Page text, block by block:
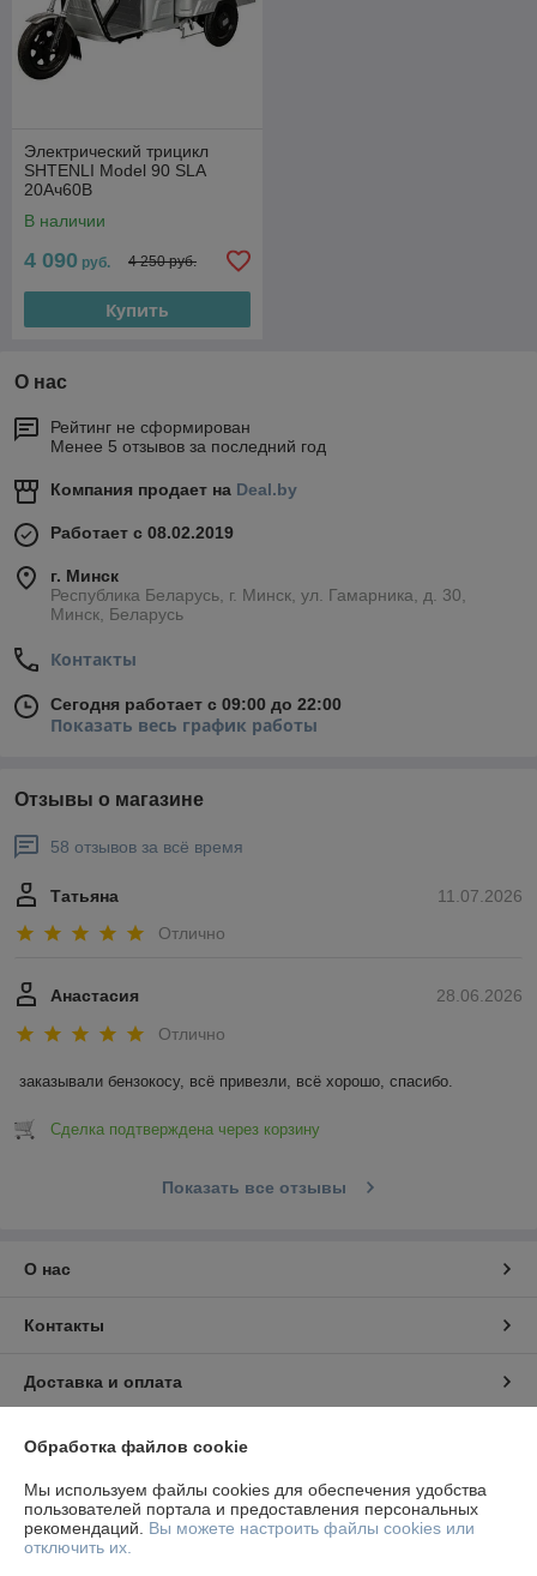
Электрический трицикл
SHTENLI Model 90 SLA
20Ач60В
В наличии
4 090 руб. 4 250 руб.
Купить
О нас
Рейтинг не сформирован
Менее 5 отзывов за последний год
Компания продает на Deal.by
Работает с 08.02.2019
г. Минск
Республика Беларусь, г. Минск, ул. Гамарника, д. 30,
Минск, Беларусь
Контакты
Сегодня работает с 09:00 до 22:00
Показать весь график работы
Отзывы о магазине
58 отзывов за всё время
11.07.2026
Татьяна
Отлично
28.06.2026
Анастасия
Отлично
заказывали бензокосу, всё привезли, всё хорошо, спасибо.
Сделка подтверждена через корзину
Показать все отзывы
О нас
Контакты
Доставка и оплата
График работы
Полная версия сайта
Политика обработки cookies
Обработка файлов cookie
Мы используем файлы cookies для обеспечения удобства
пользователей портала и предоставления персональных
рекомендаций. Вы можете настроить файлы cookies или
отключить их.